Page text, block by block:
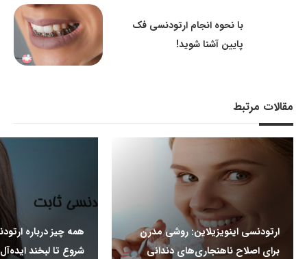
با نحوه انجام ارتودنسی فک
پایین آشنا شوید!
مقالات مرتبط
ارتودنسی اینویزیلاین: روشی مدرن
برای اصلاح ناهنجاری‌های دندانی
همه چیز درباره
شروع تا لبخند ایده‌آل